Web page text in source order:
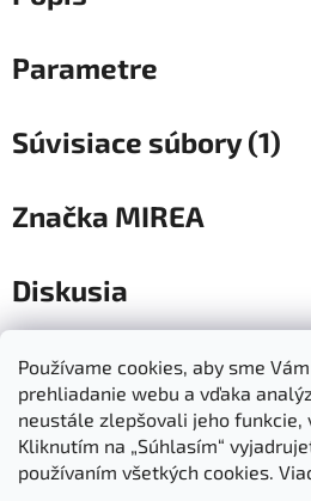
Používame cookies, aby sme
prehliadanie webu a vďaka
neustále zlepšovali jeho funkcie,
Kliknutím na „Súhlasím“
používaním všetkých cookies.
Parametre
Súvisiace súbory (1)
Značka MIREA
Diskusia
Dokumenty na stiahnutie
Obchodné podmienky
Kontakty
Ošetrovanie a údržba